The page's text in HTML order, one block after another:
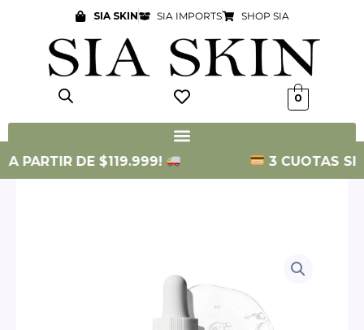
contenido
SIA SKIN SIA IMPORTS SHOP SIA
0
DE $119.999! 3 CUOTAS SIN